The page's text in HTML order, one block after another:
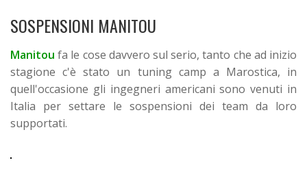
SOSPENSIONI MANITOU
Manitou fa le cose davvero sul serio, tanto che ad inizio
stagione c'è stato un tuning camp a Marostica, in
quell'occasione gli ingegneri americani sono venuti in
Italia per settare le sospensioni dei team da loro
supportati.